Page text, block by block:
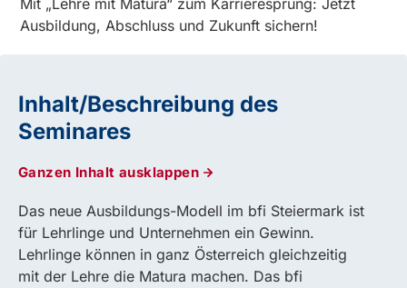
Mit „Lehre mit Matura“ zum Karrieresprung: Jetzt
Ausbildung, Abschluss und Zukunft sichern!
Inhalt/Beschreibung des
Seminares
Ganzen Inhalt ausklappen
Das neue Ausbildungs-Modell im bfi Steiermark ist
für Lehrlinge und Unternehmen ein Gewinn.
Lehrlinge können in ganz Österreich gleichzeitig
mit der Lehre die Matura machen. Das bfi